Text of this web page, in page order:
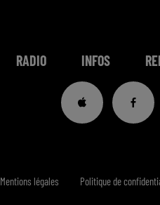
RADIO INFOS
Mentions légales Politique de